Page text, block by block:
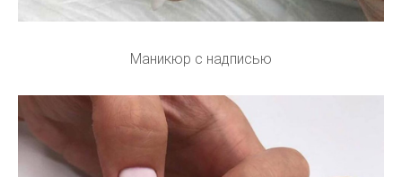
Маникюр c надписью